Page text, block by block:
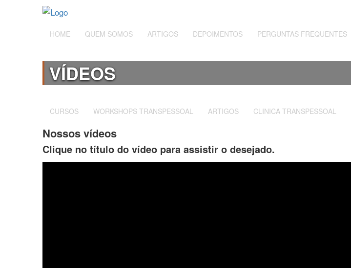
HOME QUEM SOMOS ARTIGOS DEPOIMENTOS PERGUNTAS FREQUENTES
VÍDEOS
CURSOS WORKSHOPS TRANSPESSOAL ARTIGOS CLINICA TRANSPESSOAL
Nossos vídeos
Clique no título do vídeo para assistir o desejado.